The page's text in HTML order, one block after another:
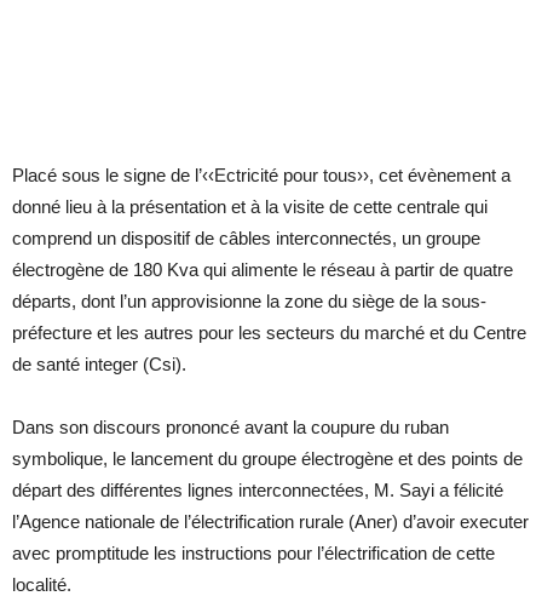
Placé sous le signe de l’‹‹Ectricité pour tous››, cet évènement a
donné lieu à la présentation et à la visite de cette centrale qui
comprend un dispositif de câbles interconnectés, un groupe
électrogène de 180 Kva qui alimente le réseau à partir de quatre
départs, dont l’un approvisionne la zone du siège de la sous-
préfecture et les autres pour les secteurs du marché et du Centre
de santé integer (Csi).
Dans son discours prononcé avant la coupure du ruban
symbolique, le lancement du groupe électrogène et des points de
départ des différentes lignes interconnectées, M. Sayi a félicité
l’Agence nationale de l’électrification rurale (Aner) d’avoir executer
avec promptitude les instructions pour l’électrification de cette
localité.